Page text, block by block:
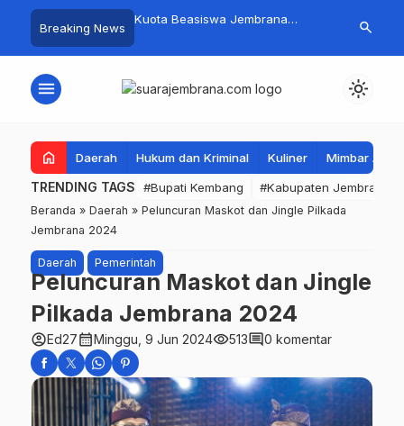
Breaking News
Kembang Beri
Warga Sri
Kuota Beasiswa Jembrana
Siapkan Upaya Penambahan di
Fantastis!
Jembrana
search
menu light_mode
home Daerah Hukum dan Kriminal Kuliner Mimbar
TRENDING TAGS #Bupati Kembang #Kabupaten Jembrana
Beranda » Daerah » Peluncuran Maskot dan Jingle Pilkada
Jembrana 2024
Daerah Pemerintah
Peluncuran Maskot dan Jingle
Pilkada Jembrana 2024
account_circleEd27calendar_monthMinggu, 9 Jun 2024visibility513comment0 komentar